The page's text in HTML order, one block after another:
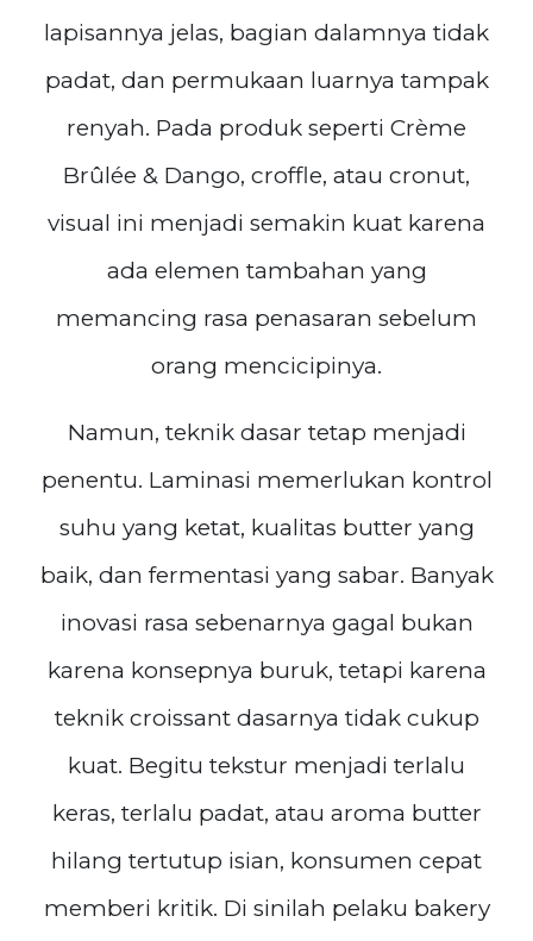
lapisannya jelas, bagian dalamnya tidak
padat, dan permukaan luarnya tampak
renyah. Pada produk seperti Crème
Brûlée & Dango, croffle, atau cronut,
visual ini menjadi semakin kuat karena
ada elemen tambahan yang
memancing rasa penasaran sebelum
orang mencicipinya.
Namun, teknik dasar tetap menjadi
penentu. Laminasi memerlukan kontrol
suhu yang ketat, kualitas butter yang
baik, dan fermentasi yang sabar. Banyak
inovasi rasa sebenarnya gagal bukan
karena konsepnya buruk, tetapi karena
teknik croissant dasarnya tidak cukup
kuat. Begitu tekstur menjadi terlalu
keras, terlalu padat, atau aroma butter
hilang tertutup isian, konsumen cepat
memberi kritik. Di sinilah pelaku bakery